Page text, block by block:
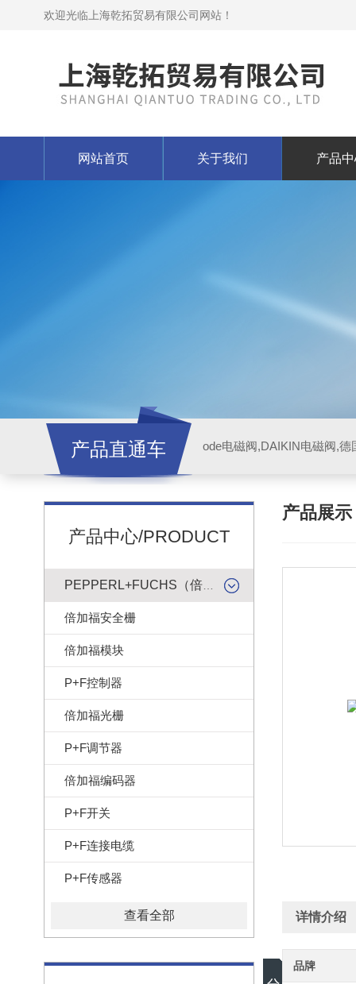
欢迎光临上海乾拓贸易有限公司网站！
网站首页 关于我们 产品
产品直通车 ode电磁阀,DAIKIN电磁阀,
产品中心/PRODUCT
倍加福安全栅
倍加福模块
P+F控制器
倍加福光栅
P+F调节器
倍加福编码器
P+F开关
P+F连接电缆
P+F传感器
查看全部
产品展示
详情介绍
品牌